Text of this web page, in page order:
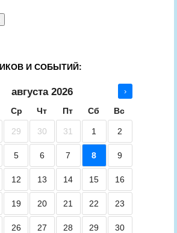
И СОБЫТИЙ:
августа 2026 ›
Ср Чт Пт Сб Вс
29 30 31 1 2
5 6 7 8 9
12 13 14 15 16
19 20 21 22 23
26 27 28 29 30